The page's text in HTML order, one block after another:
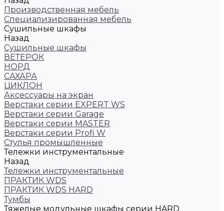
Производственная мебель
Cпециализированная мебель
Cушильные шкафы
Назад
Cушильные шкафы
ВЕТЕРОК
НОРД
САХАРА
ЦИКЛОН
Аксессуары на экран
Верстаки серии EXPERT WS
Верстаки серии Garage
Верстаки серии MASTER
Верстаки серии Profi W
Стулья промышленные
Тележки инструментальные
Назад
Тележки инструментальные
ПРАКТИК WDS
ПРАКТИК WDS HARD
Тумбы
Тяжелые модульные шкафы серии HARD